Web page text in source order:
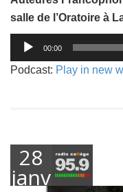
salle de l’Oratoire à
Lecteur
audio
00:00
Podcast: Play in new
28
janvier